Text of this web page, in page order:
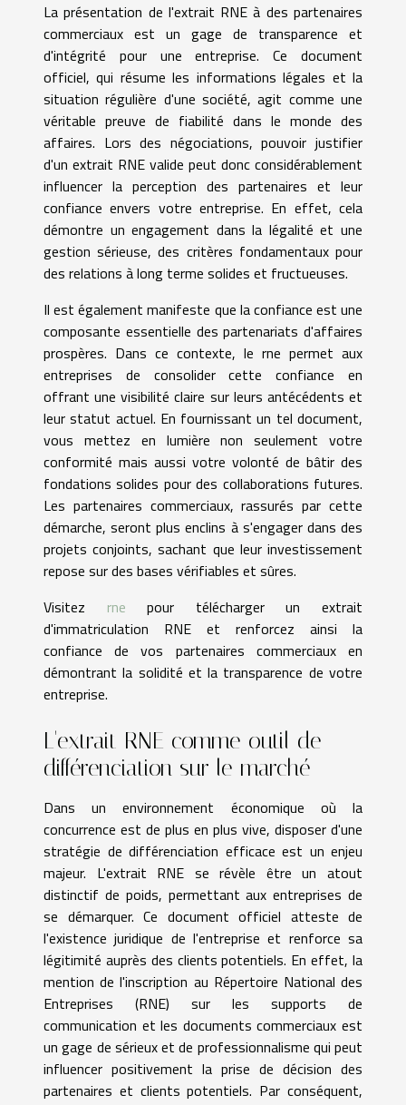
La présentation de l'extrait RNE à des partenaires
commerciaux est un gage de transparence et
d'intégrité pour une entreprise. Ce document
officiel, qui résume les informations légales et la
situation régulière d'une société, agit comme une
véritable preuve de fiabilité dans le monde des
affaires. Lors des négociations, pouvoir justifier
d'un extrait RNE valide peut donc considérablement
influencer la perception des partenaires et leur
confiance envers votre entreprise. En effet, cela
démontre un engagement dans la légalité et une
gestion sérieuse, des critères fondamentaux pour
des relations à long terme solides et fructueuses.
Il est également manifeste que la confiance est une
composante essentielle des partenariats d'affaires
prospères. Dans ce contexte, le rne permet aux
entreprises de consolider cette confiance en
offrant une visibilité claire sur leurs antécédents et
leur statut actuel. En fournissant un tel document,
vous mettez en lumière non seulement votre
conformité mais aussi votre volonté de bâtir des
fondations solides pour des collaborations futures.
Les partenaires commerciaux, rassurés par cette
démarche, seront plus enclins à s'engager dans des
projets conjoints, sachant que leur investissement
repose sur des bases vérifiables et sûres.
Visitez rne pour télécharger un extrait
d'immatriculation RNE et renforcez ainsi la
confiance de vos partenaires commerciaux en
démontrant la solidité et la transparence de votre
entreprise.
L'extrait RNE comme outil de
différenciation sur le marché
Dans un environnement économique où la
concurrence est de plus en plus vive, disposer d'une
stratégie de différenciation efficace est un enjeu
majeur. L'extrait RNE se révèle être un atout
distinctif de poids, permettant aux entreprises de
se démarquer. Ce document officiel atteste de
l'existence juridique de l'entreprise et renforce sa
légitimité auprès des clients potentiels. En effet, la
mention de l'inscription au Répertoire National des
Entreprises (RNE) sur les supports de
communication et les documents commerciaux est
un gage de sérieux et de professionnalisme qui peut
influencer positivement la prise de décision des
partenaires et clients potentiels. Par conséquent,